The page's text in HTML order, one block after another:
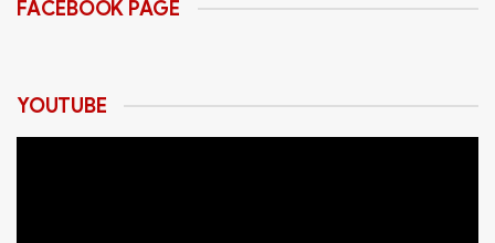
FACEBOOK PAGE
YOUTUBE